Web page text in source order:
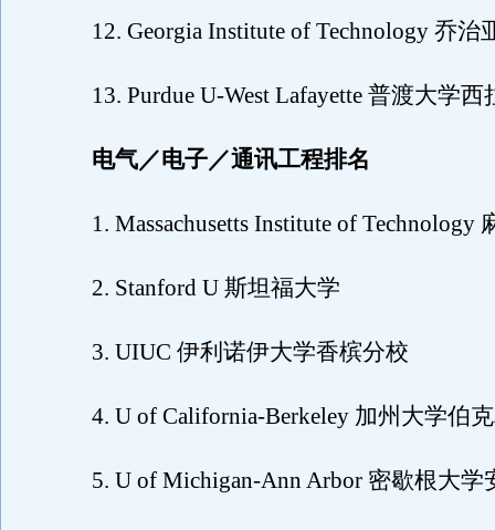
12. Georgia Institute of Technology 乔治
13. Purdue U-West Lafayette 普渡大学西
电气／电子／通讯工程排名
1. Massachusetts Institute of Technology
2. Stanford U 斯坦福大学
3. UIUC 伊利诺伊大学香槟分校
4. U of California-Berkeley 加州大学伯
5. U of Michigan-Ann Arbor 密歇根大学